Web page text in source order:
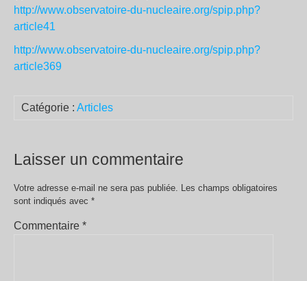
http://www.observatoire-du-nucleaire.org/spip.php?
article41
http://www.observatoire-du-nucleaire.org/spip.php?
article369
Catégorie : Articles
Laisser un commentaire
Votre adresse e-mail ne sera pas publiée. Les champs obligatoires
sont indiqués avec *
Commentaire *